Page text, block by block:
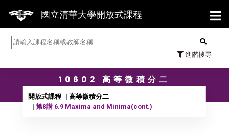
國立清華大學開放式課程
進階搜尋
【7/
10602 高等微積分二
開放式課程
高等微積分二
第8講 6.9 Maxima and Minima(cont.)